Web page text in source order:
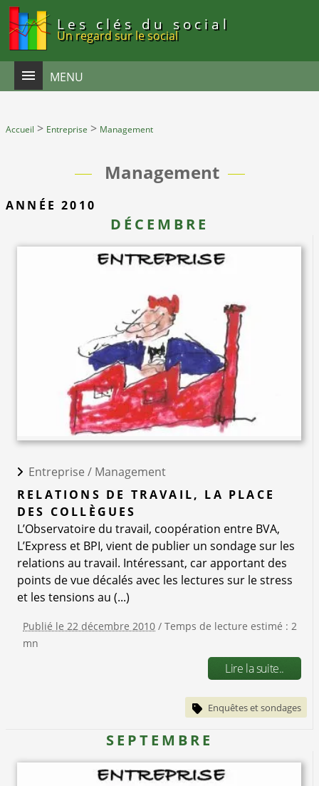
Les clés du social
Un regard sur le social
MENU
Accueil > Entreprise > Management
Management
ANNÉE 2010
DÉCEMBRE
Entreprise / Management
RELATIONS DE TRAVAIL, LA PLACE
DES COLLÈGUES
L’Observatoire du travail, coopération entre BVA,
L’Express et BPI, vient de publier un sondage sur les
relations au travail. Intéressant, car apportant des
points de vue décalés avec les lectures sur le stress
et les tensions au (...)
Publié le 22 décembre 2010 / Temps de lecture estimé : 2
mn
Lire la suite..
Enquêtes et sondages
SEPTEMBRE
Panneau de gestion des cookies